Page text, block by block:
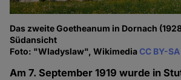
Das zweite Goetheanum in Dornach
Südansicht
Foto: "Wladyslaw", WikimediaCC BY-
Am 7. September 1919 wurde in